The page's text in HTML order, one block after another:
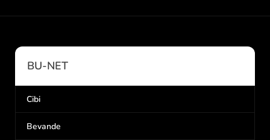
BU-NET
Cibi
Bevande